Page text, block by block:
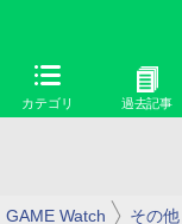
カテゴリ 過去記事
GAME Watch その他